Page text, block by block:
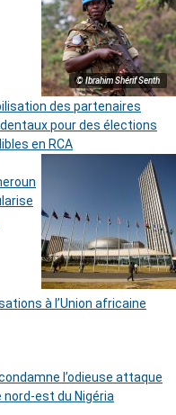
© Ibrahim Shérif Senth
des partenaires
pour des élections
en RCA
à l’Union africaine
l’odieuse attaque
est du Nigéria